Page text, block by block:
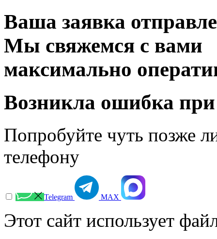
Ваша заявка
Мы свяжемся с вами
максимально
Возникла ошибка при
Попробуйте чуть позже
телефону
Telegram МАХ
Этот сайт использует